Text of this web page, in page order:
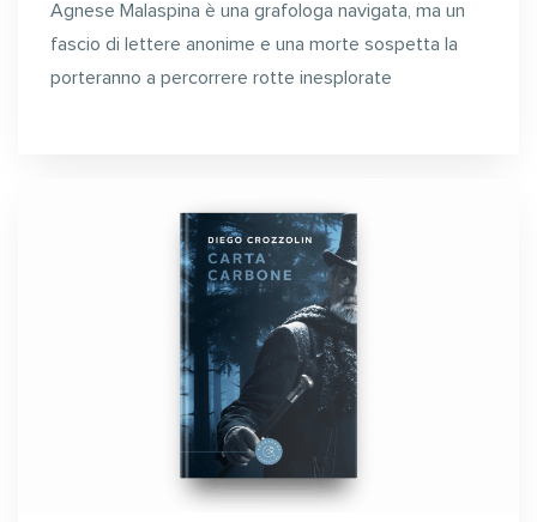
Agnese Malaspina è una grafologa navigata, ma un
fascio di lettere anonime e una morte sospetta la
porteranno a percorrere rotte inesplorate